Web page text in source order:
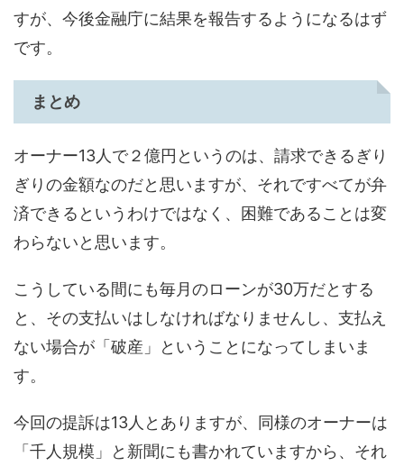
すが、今後金融庁に結果を報告するようになるはず
です。
まとめ
オーナー13人で２億円というのは、請求できるぎり
ぎりの金額なのだと思いますが、それですべてが弁
済できるというわけではなく、困難であることは変
わらないと思います。
こうしている間にも毎月のローンが30万だとする
と、その支払いはしなければなりませんし、支払え
ない場合が「破産」ということになってしまいま
す。
今回の提訴は13人とありますが、同様のオーナーは
「千人規模」と新聞にも書かれていますから、それ